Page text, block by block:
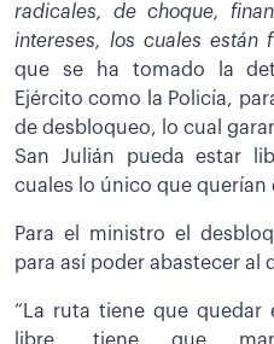
radicales, de choque,
intereses, los cuales están
que se ha tomado la
Ejército como la Policía,
de desbloqueo, lo cual
San Julián pueda estar
cuales lo único que querían
Para el ministro el
para así poder abastecer al
“La ruta tiene que quedar
libre, tiene que